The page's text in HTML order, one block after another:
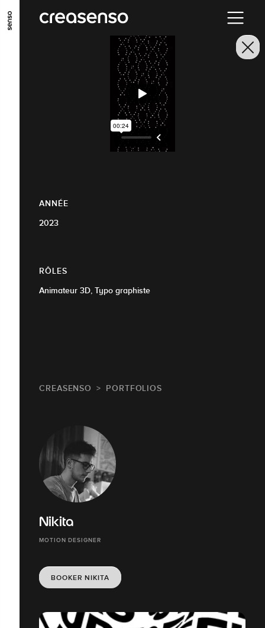
ALLER AU CONTENU PRINCIPAL
ALLER AU MENU PRINCIPAL
ALLER EN BAS DE PAGE
ANNÉE
2023
RÔLES
Animateur 3D, Typo graphiste
CREASENSO PORTFOLIOS
Nikita
MOTION DESIGNER
BOOKER NIKITA